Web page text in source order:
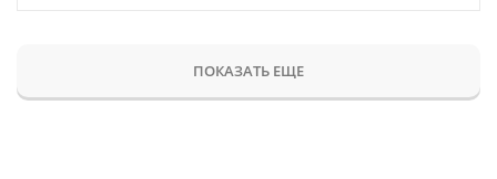
ПОКАЗАТЬ ЕЩЕ